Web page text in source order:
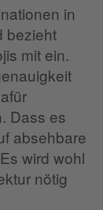
in
bezieht
mit ein.
Dass es
absehbare
wird wohl
nötig